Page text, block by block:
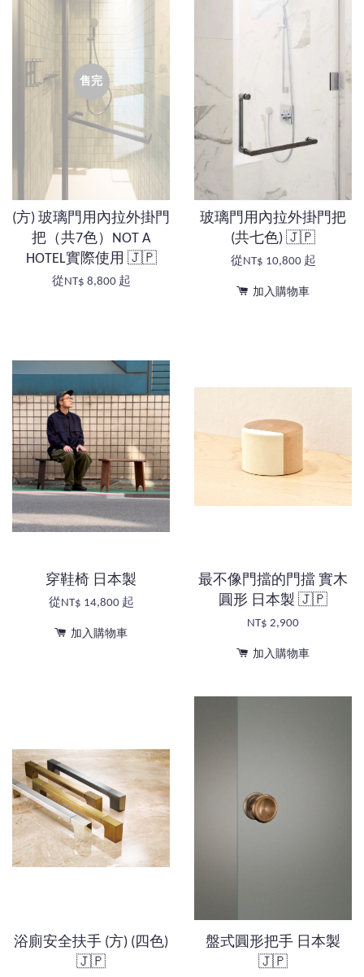
售完
(方) 玻璃門用內拉外掛門
把（共7色）NOT A
HOTEL實際使用 🇯🇵
從NT$ 8,800 起
玻璃門用內拉外掛門把
(共七色) 🇯🇵
從NT$ 10,800 起
加入購物車
穿鞋椅 日本製
從NT$ 14,800 起
加入購物車
最不像門擋的門擋 實木
圓形 日本製 🇯🇵
NT$ 2,900
加入購物車
浴廁安全扶手 (方) (四色)
🇯🇵
盤式圓形把手 日本製
🇯🇵